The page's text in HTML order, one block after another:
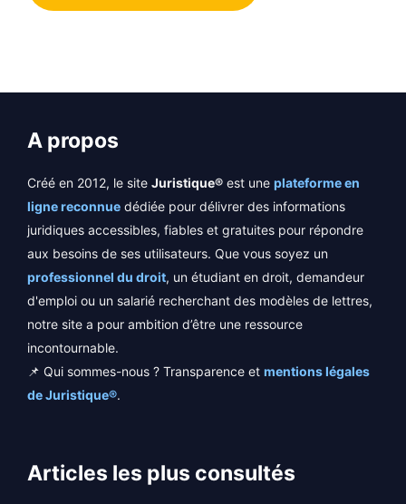
A propos
Créé en 2012, le site Juristique® est une plateforme en
ligne reconnue dédiée pour délivrer des informations
juridiques accessibles, fiables et gratuites pour répondre
aux besoins de ses utilisateurs. Que vous soyez un
professionnel du droit, un étudiant en droit, demandeur
d'emploi ou un salarié recherchant des modèles de lettres,
notre site a pour ambition d’être une ressource
incontournable.
📌 Qui sommes-nous ? Transparence et mentions légales
de Juristique®.
Articles les plus consultés